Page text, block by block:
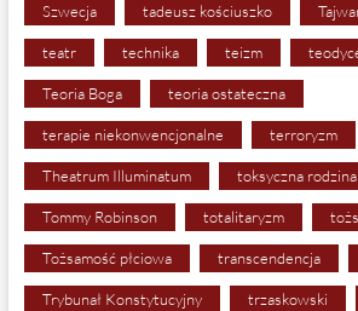
Szwecja tadeusz kościuszko
teatr technika teizm
Teoria Boga teoria ostateczna
terapie niekonwencjonalne terroryzm
Theatrum Illuminatum toksyczna rodzina
Tommy Robinson totalitaryzm
Tożsamość płciowa transcendencja
Trybunał Konstytucyjny trzaskowski